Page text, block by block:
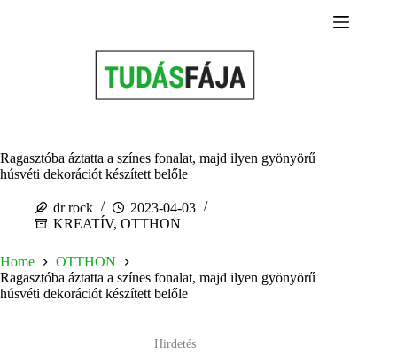
Ragasztóba áztatta a színes fonalat, majd ilyen gyönyörű
húsvéti dekorációt készített belőle
dr rock
2023-04-03
KREATÍV, OTTHON
Home
OTTHON
Ragasztóba áztatta a színes fonalat, majd ilyen gyönyörű
húsvéti dekorációt készített belőle
Hirdetés